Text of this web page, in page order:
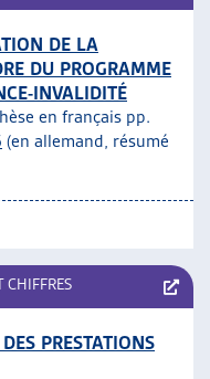
DE LA
DU PROGRAMME
INVALIDITÉ
en français pp.
(en allemand, résumé
CHIFFRES
PRESTATIONS